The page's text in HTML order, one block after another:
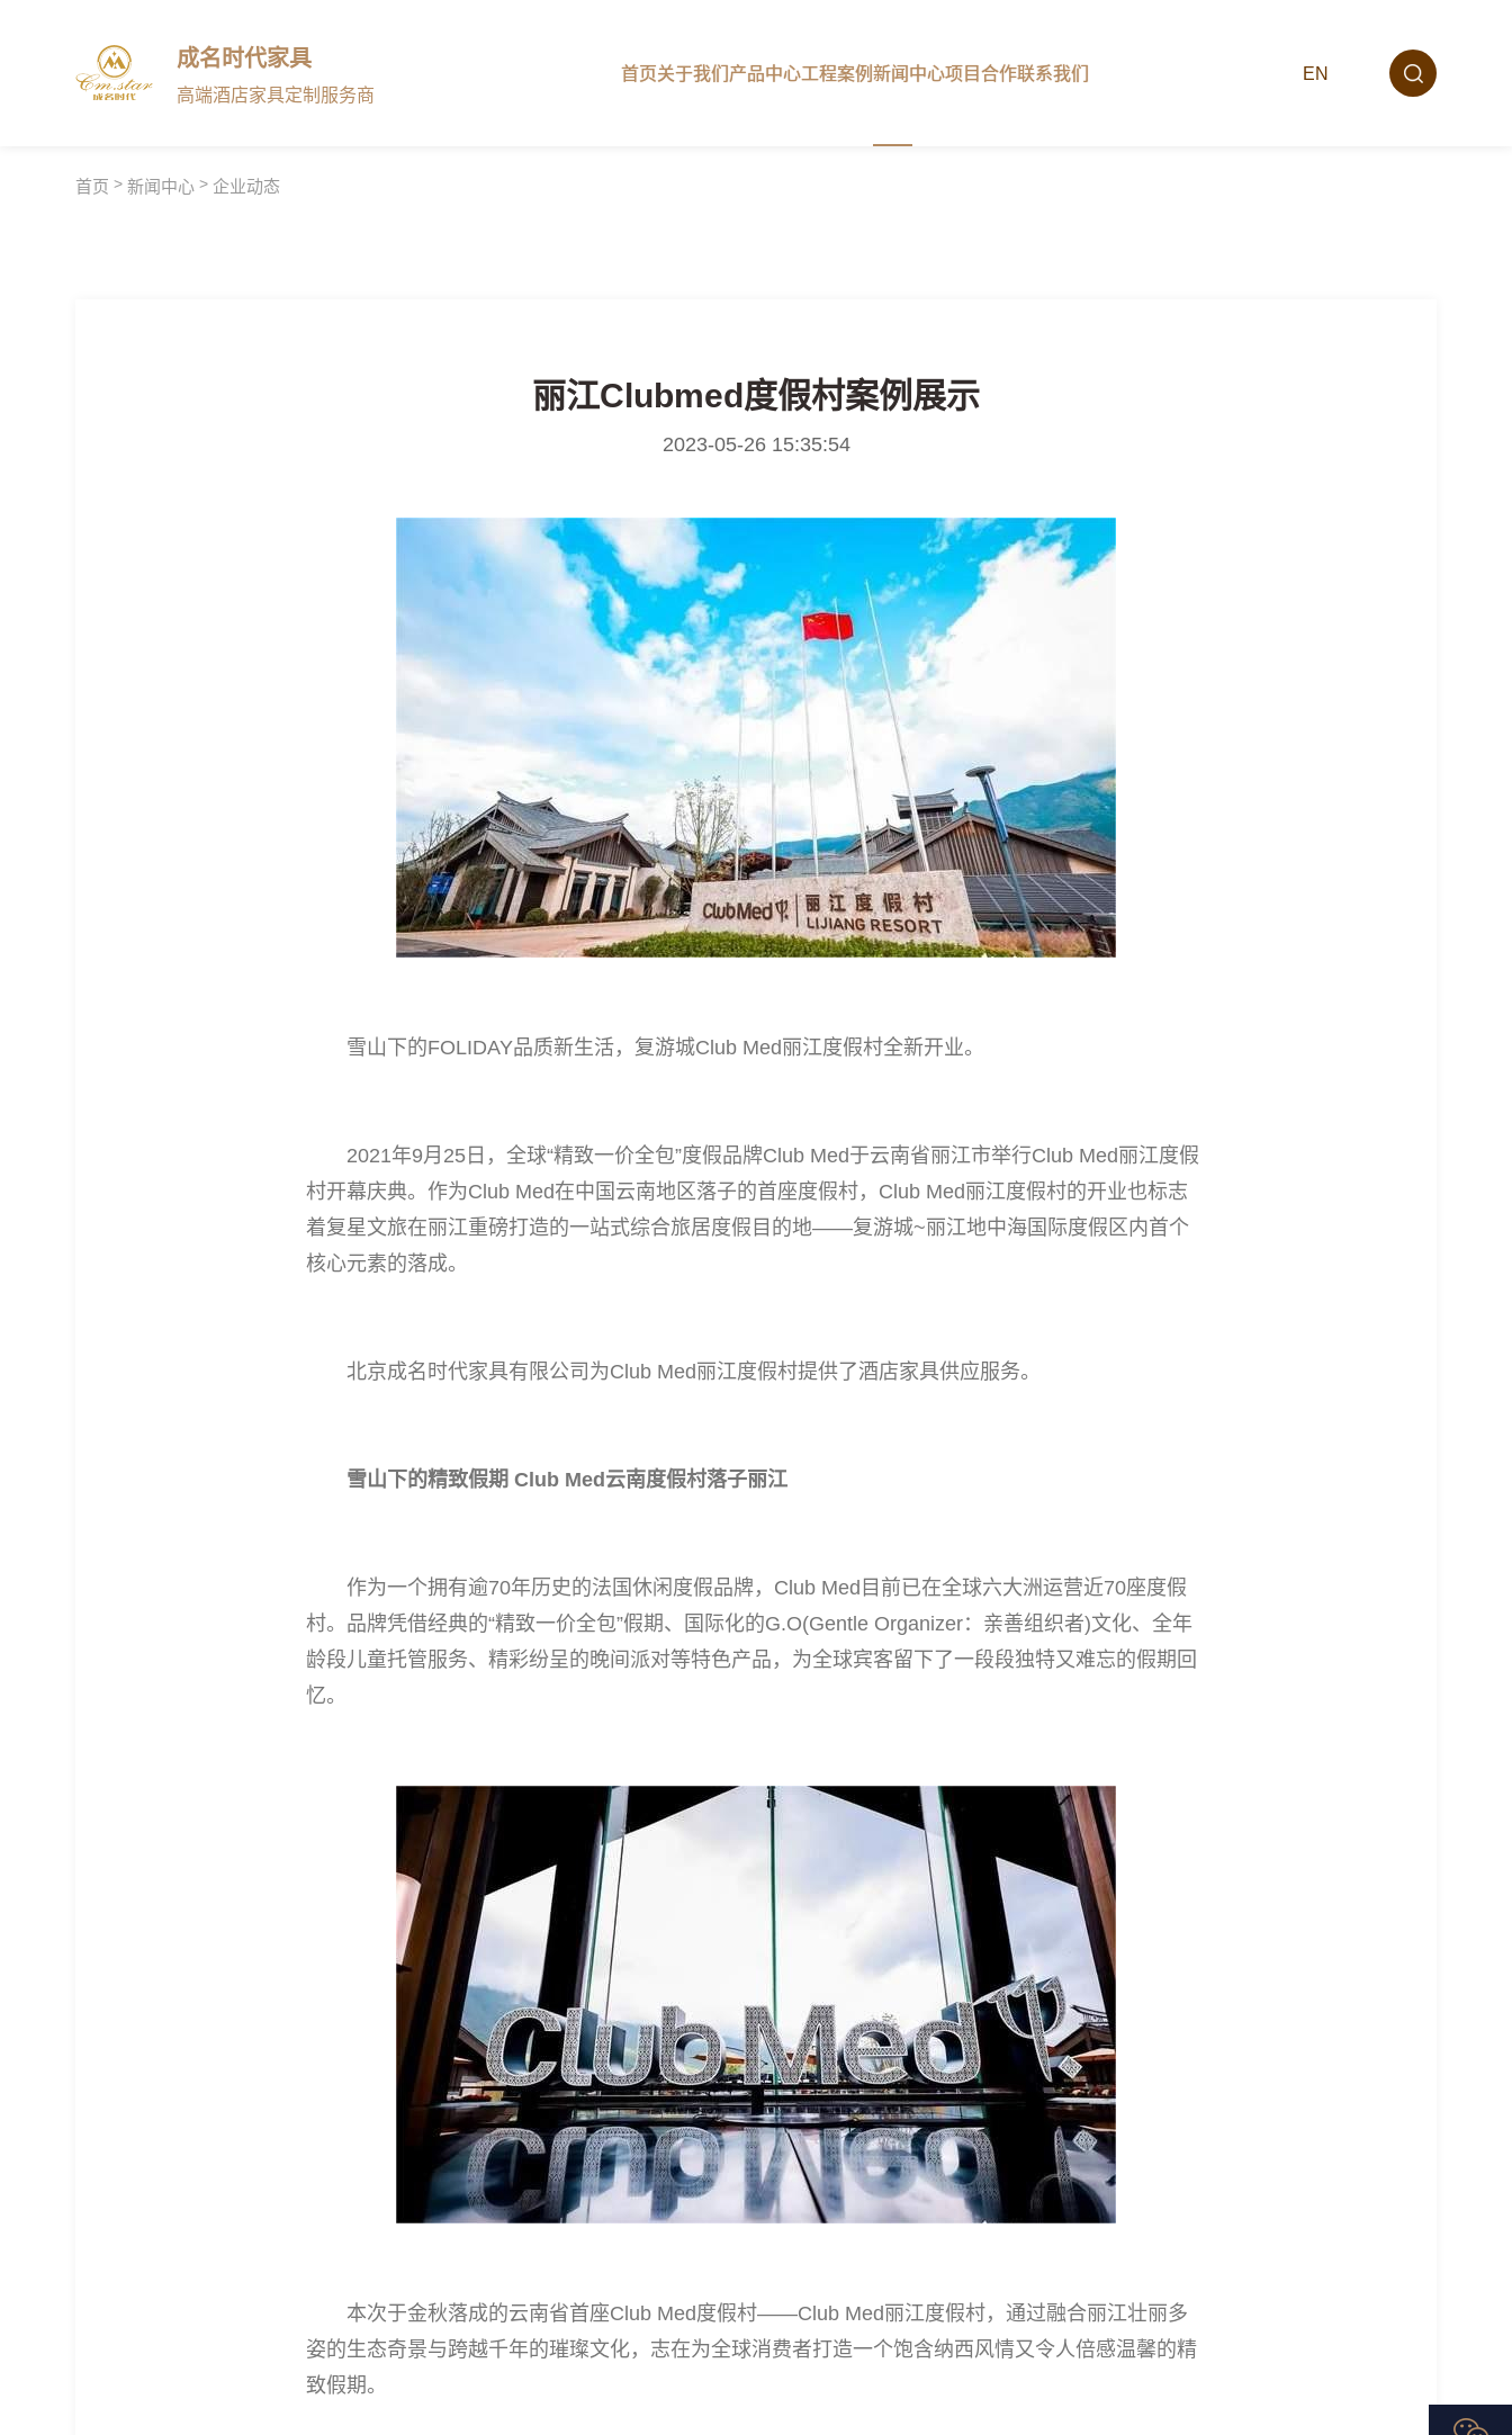
成名时代家具
高端酒店家具定制服务商
首页关于我们 产品中心工程案例新闻中心项目合作联系我们 EN
首页 >新闻中心 > 企业动态
丽江Clubmed度假村案例展示
2023-05-26 15:35:54
雪山下的FOLIDAY品质新生活，复游城Club Med丽江度假村全新开业。
2021年9月25日，全球“精致一价全包”度假品牌Club Med于云南省丽江市举行Club Med丽江度假
村开幕庆典。作为Club Med在中国云南地区落子的首座度假村，Club Med丽江度假村的开业也标志
着复星文旅在丽江重磅打造的一站式综合旅居度假目的地——复游城~丽江地中海国际度假区内首个
核心元素的落成。
北京成名时代家具有限公司为Club Med丽江度假村提供了酒店家具供应服务。
雪山下的精致假期 Club Med云南度假村落子丽江
作为一个拥有逾70年历史的法国休闲度假品牌，Club Med目前已在全球六大洲运营近70座度假
村。品牌凭借经典的“精致一价全包”假期、国际化的G.O(Gentle Organizer：亲善组织者)文化、全年
龄段儿童托管服务、精彩纷呈的晚间派对等特色产品，为全球宾客留下了一段段独特又难忘的假期回
忆。
本次于金秋落成的云南省首座Club Med度假村——Club Med丽江度假村，通过融合丽江壮丽多
姿的生态奇景与跨越千年的璀璨文化，志在为全球消费者打造一个饱含纳西风情又令人倍感温馨的精
致假期。